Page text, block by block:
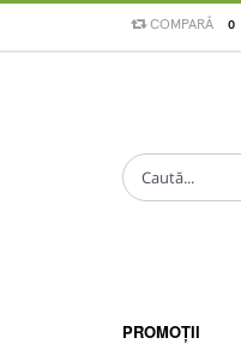
COMPARĂ 0
PROMOȚII